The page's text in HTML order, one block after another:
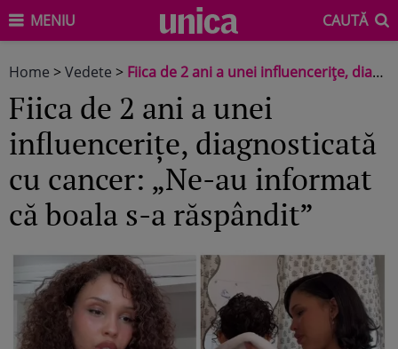
MENIU CAUTĂ
Home >Vedete > Fiica de 2 ani a unei influencerițe, diagnosticată cu cancer: „Ne-au informat că boala s-a răspândit”
Fiica de 2 ani a unei
influencerițe, diagnosticată
cu cancer: „Ne-au informat
că boala s-a răspândit”